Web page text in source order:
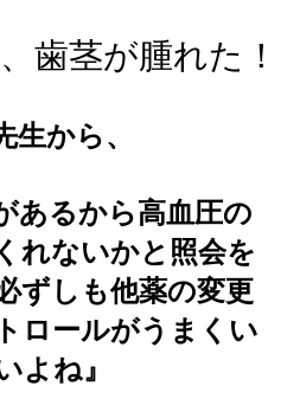
歯茎が腫れた！
から、
あるから高血圧の
れないかと照会を
ずしも他薬の変更
ロールがうまくい
よね』